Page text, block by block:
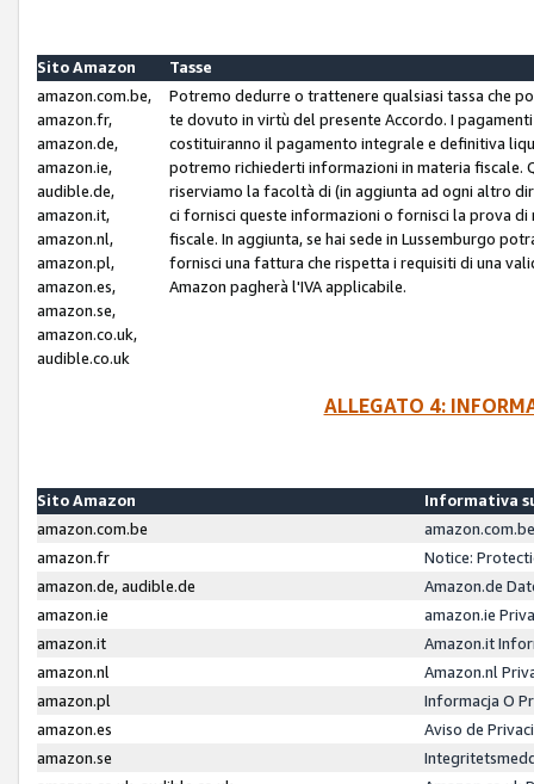
Sito Amazon
Tasse
amazon.com.be,
amazon.fr,
amazon.de,
amazon.ie,
audible.de,
amazon.it,
amazon.nl,
amazon.pl,
amazon.es,
amazon.se,
amazon.co.uk,
audible.co.uk
Potremo dedurre o trattenere qualsiasi tassa che
te dovuto in virtù del presente Accordo. I
costituiranno il pagamento integrale e definitiva
potremo richiederti informazioni in materia fiscale.
riserviamo la facoltà di (in aggiunta ad ogni altro
ci fornisci queste informazioni o fornisci la prova
fiscale. In aggiunta, se hai sede in Lussemburgo
fornisci una fattura che rispetta i requisiti di una
Amazon pagherà l'IVA applicabile.
ALLEGATO 4:
Sito Amazon
Informativa
amazon.com.be
amazon.fr
Notice:
amazon.de, audible.de
Amazon.de
amazon.ie
amazon.ie
amazon.it
Amazon.it
amazon.nl
Amazon.nl
amazon.pl
Informacja O
amazon.es
Aviso de
amazon.se